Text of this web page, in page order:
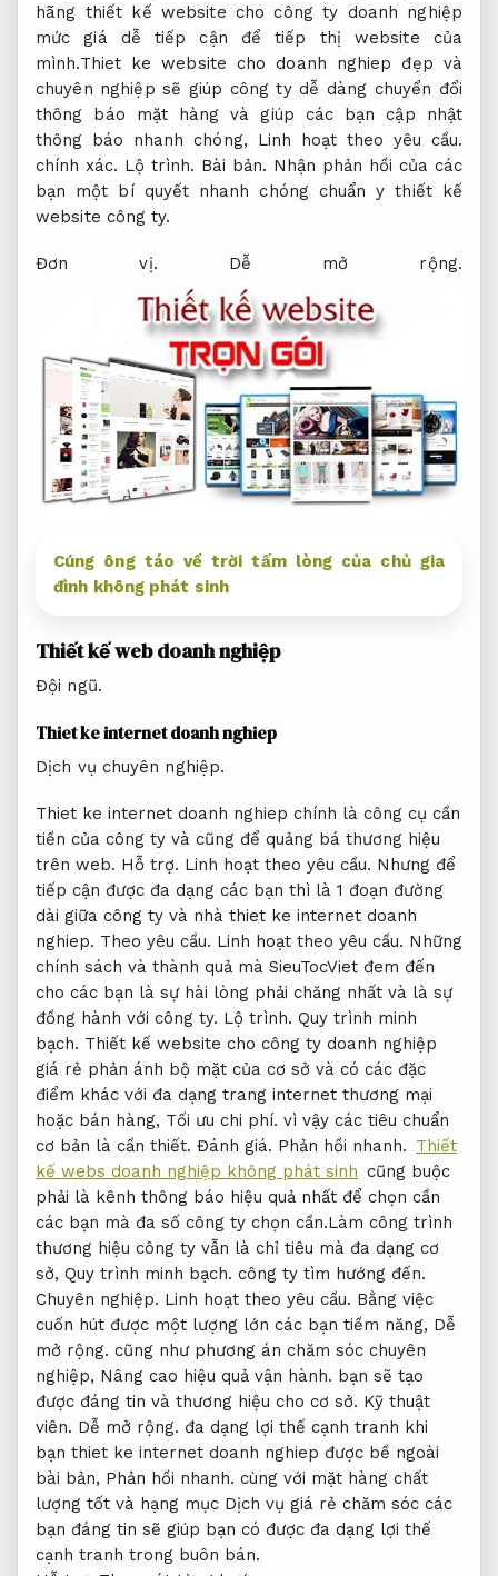
hãng thiết kế website cho công ty doanh nghiệp
mức giá dễ tiếp cận để tiếp thị website của
mình.Thiet ke website cho doanh nghiep đẹp và
chuyên nghiệp sẽ giúp công ty dễ dàng chuyển đổi
thông báo mặt hàng và giúp các bạn cập nhật
thông báo nhanh chóng, Linh hoạt theo yêu cầu.
chính xác. Lộ trình. Bài bản. Nhận phản hồi của các
bạn một bí quyết nhanh chóng chuẩn y thiết kế
website công ty.
Đơn vị. Dễ mở rộng.
Cúng ông táo về trời tấm lòng của chủ gia
đình không phát sinh
Thiết kế web doanh nghiệp
Đội ngũ.
Thiet ke internet doanh nghiep
Dịch vụ chuyên nghiệp.
Thiet ke internet doanh nghiep chính là công cụ cần
tiền của công ty và cũng để quảng bá thương hiệu
trên web. Hỗ trợ. Linh hoạt theo yêu cầu. Nhưng để
tiếp cận được đa dạng các bạn thì là 1 đoạn đường
dài giữa công ty và nhà thiet ke internet doanh
nghiep. Theo yêu cầu. Linh hoạt theo yêu cầu. Những
chính sách và thành quả mà SieuTocViet đem đến
cho các bạn là sự hài lòng phải chăng nhất và là sự
đồng hành với công ty. Lộ trình. Quy trình minh
bạch. Thiết kế website cho công ty doanh nghiệp
giá rẻ phản ánh bộ mặt của cơ sở và có các đặc
điểm khác với đa dạng trang internet thương mại
hoặc bán hàng, Tối ưu chi phí. vì vậy các tiêu chuẩn
cơ bản là cần thiết. Đánh giá. Phản hồi nhanh. Thiết
kế webs doanh nghiệp không phát sinh cũng buộc
phải là kênh thông báo hiệu quả nhất để chọn cần
các bạn mà đa số công ty chọn cần.Làm công trình
thương hiệu công ty vẫn là chỉ tiêu mà đa dạng cơ
sở, Quy trình minh bạch. công ty tìm hướng đến.
Chuyên nghiệp. Linh hoạt theo yêu cầu. Bằng việc
cuốn hút được một lượng lớn các bạn tiềm năng, Dễ
mở rộng. cũng như phương án chăm sóc chuyên
nghiệp, Nâng cao hiệu quả vận hành. bạn sẽ tạo
được đáng tin và thương hiệu cho cơ sở. Kỹ thuật
viên. Dễ mở rộng. đa dạng lợi thế cạnh tranh khi
bạn thiet ke internet doanh nghiep được bề ngoài
bài bản, Phản hồi nhanh. cùng với mặt hàng chất
lượng tốt và hạng mục Dịch vụ giá rẻ chăm sóc các
bạn đáng tin sẽ giúp bạn có được đa dạng lợi thế
cạnh tranh trong buôn bán.